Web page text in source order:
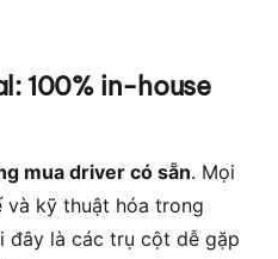
100% in-house
mua driver có sẵn. Mọi
kỹ thuật hóa trong
đây là các trụ cột dễ gặp